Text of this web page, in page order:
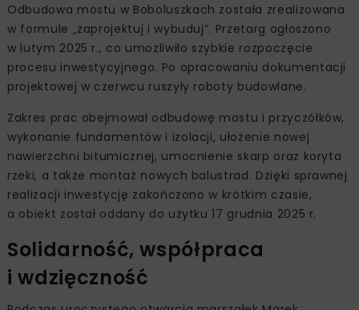
Odbudowa mostu w Boboluszkach została zrealizowana
w formule „zaprojektuj i wybuduj”. Przetarg ogłoszono
w lutym 2025 r., co umożliwiło szybkie rozpoczęcie
procesu inwestycyjnego. Po opracowaniu dokumentacji
projektowej w czerwcu ruszyły roboty budowlane.
Zakres prac obejmował odbudowę mostu i przyczółków,
wykonanie fundamentów i izolacji, ułożenie nowej
nawierzchni bitumicznej, umocnienie skarp oraz koryta
rzeki, a także montaż nowych balustrad. Dzięki sprawnej
realizacji inwestycję zakończono w krótkim czasie,
a obiekt został oddany do użytku 17 grudnia 2025 r.
Solidarność, współpraca
i wdzięczność